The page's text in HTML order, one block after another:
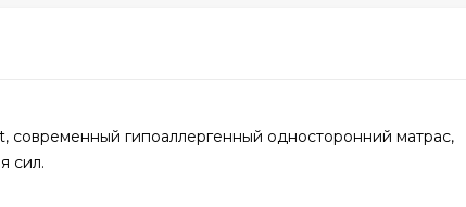
современный гипоаллергенный односторонний матрас,
сил.